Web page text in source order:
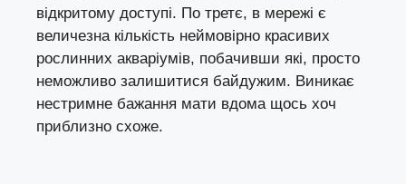
відкритому доступі. По третє, в мережі є
величезна кількість неймовірно красивих
рослинних акваріумів, побачивши які, просто
неможливо залишитися байдужим. Виникає
нестримне бажання мати вдома щось хоч
приблизно схоже.